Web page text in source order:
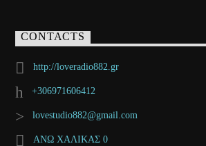
CONTACTS
http://loveradio882.gr
+306971606412
lovestudio882@gmail.com
ΑΝΩ ΧΑΛΙΚΑΣ 0